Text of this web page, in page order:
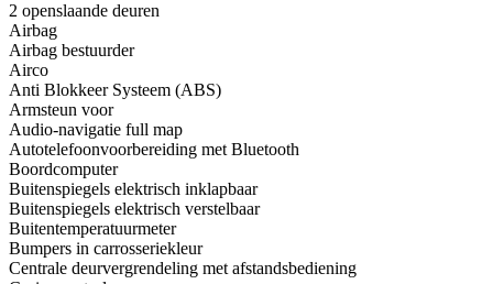
2 openslaande deuren
Airbag
Airbag bestuurder
Airco
Anti Blokkeer Systeem (ABS)
Armsteun voor
Audio-navigatie full map
Autotelefoonvoorbereiding met Bluetooth
Boordcomputer
Buitenspiegels elektrisch inklapbaar
Buitenspiegels elektrisch verstelbaar
Buitentemperatuurmeter
Bumpers in carrosseriekleur
Centrale deurvergrendeling met afstandsbediening